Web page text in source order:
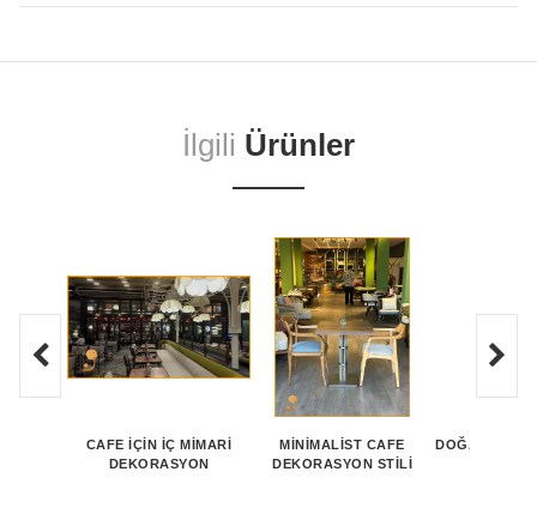
İlgili Ürünler
CAFE İÇIN İÇ MIMARI
DEKORASYON
MINIMALIST CAFE
DEKORASYON STILI
DOĞAL